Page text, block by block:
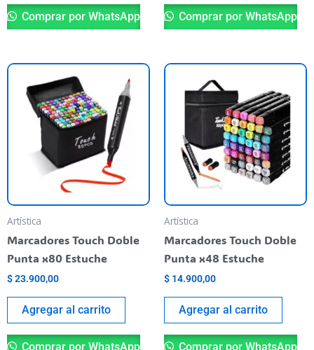
Comprar por WhatsApp Comprar por WhatsApp
Artística
Marcadores Touch Doble
Punta x80 Estuche
$23.900,00
Agregar al carrito
Comprar por WhatsApp
Artística
Marcadores Touch Doble
Punta x48 Estuche
$ 14.900,00
Agregar al carrito
Comprar por WhatsApp